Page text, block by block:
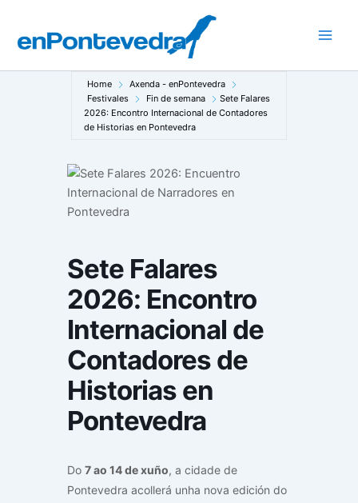
contido
Home
Axenda - enPontevedra
Festivales
Fin de semana
Sete Falares
2026: Encontro Internacional de Contadores
de Historias en Pontevedra
Sete Falares
2026: Encontro
Internacional de
Contadores de
Historias en
Pontevedra
Do 7 ao 14 de xuño, a cidade de
Pontevedra acollerá unha nova edición do